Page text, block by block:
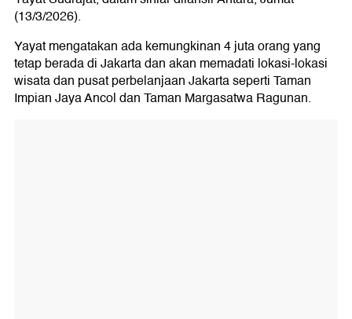
(13/3/2026).
Yayat mengatakan ada kemungkinan 4 juta orang yang
tetap berada di Jakarta dan akan memadati lokasi-lokasi
wisata dan pusat perbelanjaan Jakarta seperti Taman
Impian Jaya Ancol dan Taman Margasatwa Ragunan.